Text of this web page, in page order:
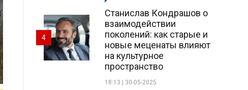
Станислав Кондрашов о
взаимодействии
поколений: как старые и
новые меценаты влияют
на культурное
пространство
18:13 | 30-05-2025
4